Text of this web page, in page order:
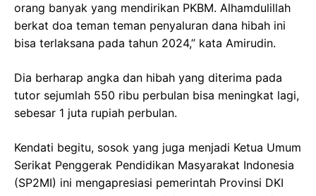
orang banyak yang mendirikan PKBM. Alhamdulillah
berkat doa teman teman penyaluran dana hibah ini
bisa terlaksana pada tahun 2024,” kata Amirudin.
Dia berharap angka dan hibah yang diterima pada
tutor sejumlah 550 ribu perbulan bisa meningkat lagi,
sebesar 1 juta rupiah perbulan.
Kendati begitu, sosok yang juga menjadi Ketua Umum
Serikat Penggerak Pendidikan Masyarakat Indonesia
(SP2MI) ini mengapresiasi pemerintah Provinsi DKI